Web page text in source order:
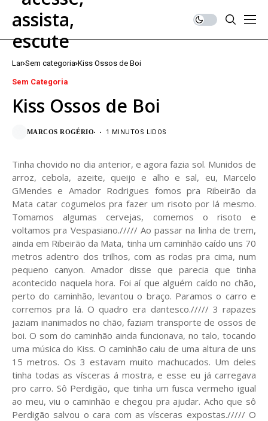
Lar Sem categoria Kiss Ossos de Boi
Sem Categoria
Kiss Ossos de Boi
MARCOS ROGÉRIO 1 MINUTOS LIDOS
Tinha chovido no dia anterior, e agora fazia sol. Munidos de
arroz, cebola, azeite, queijo e alho e sal, eu, Marcelo
GMendes e Amador Rodrigues fomos pra Ribeirão da
Mata catar cogumelos pra fazer um risoto por lá mesmo.
Tomamos algumas cervejas, comemos o risoto e
voltamos pra Vespasiano.///// Ao passar na linha de trem,
ainda em Ribeirão da Mata, tinha um caminhão caído uns 70
metros adentro dos trilhos, com as rodas pra cima, num
pequeno canyon. Amador disse que parecia que tinha
acontecido naquela hora. Foi aí que alguém caído no chão,
perto do caminhão, levantou o braço. Paramos o carro e
corremos pra lá. O quadro era dantesco.///// 3 rapazes
jaziam inanimados no chão, faziam transporte de ossos de
boi. O som do caminhão ainda funcionava, no talo, tocando
uma música do Kiss. O caminhão caiu de uma altura de uns
15 metros. Os 3 estavam muito machucados. Um deles
tinha todas as vísceras á mostra, e esse eu já carregava
pro carro. Sô Perdigão, que tinha um fusca vermeho igual
ao meu, viu o caminhão e chegou pra ajudar. Acho que sô
Perdigão salvou o cara com as vísceras expostas.///// O